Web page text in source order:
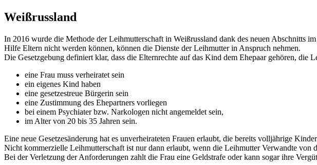
Weißrussland
In 2016 wurde die Methode der Leihmutterschaft in Weißrussland dank des neuen Abschnitts
Hilfe Eltern nicht werden können, können die Dienste der Leihmutter in Anspruch nehmen.
Die Gesetzgebung definiert klar, dass die Elternrechte auf das Kind dem Ehepaar gehören,
eine Frau muss verheiratet sein
ein eigenes Kind haben
eine gesetzestreue Bürgerin sein
eine Zustimmung des Ehepartners vorliegen
bei einem Psychiater bzw. Narkologen nicht angemeldet sein,
im Alter von 20 bis 35 Jahren sein.
Eine neue Gesetzesänderung hat es unverheirateten Frauen erlaubt, die bereits volljährige
Nicht kommerzielle Leihmutterschaft ist nur dann erlaubt, wenn die Leihmutter Verwandte
Bei der Verletzung der Anforderungen zahlt die Frau eine Geldstrafe oder kann sogar ihre